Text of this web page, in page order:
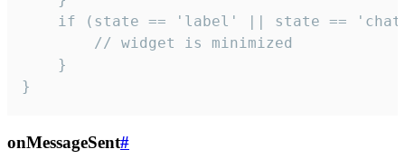
if (state == 'label' || state ==
        // widget is minimized
    }
}
onMessageSent#